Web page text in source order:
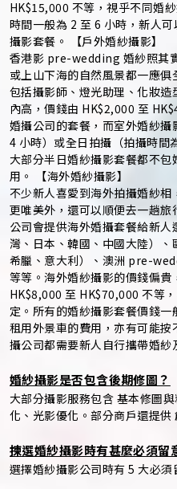
HK$15,000 不等，視乎不同婚
時間一般為 2 至 6 小時，新人
攝影套餐。 【戶外婚紗攝影】
香港影 pre-wedding 婚紗照其
或上山下海的自然風景都一應
包括攝影師、燈光助理、化妝
內高，價錢由 HK$2,000 至
婚攝公司的套餐，而室外婚紗
4 小時）或全日拍攝（拍攝時間
大部分半日婚紗攝影套餐都不
用。 【海外婚紗攝影】
不少新人喜愛到海外拍攝婚紗
更唯美外，還可以順便去一趟
公司會提供海外婚攝套餐給新
灣、日本、韓國、中國大陸）、
希臘、意大利）、澳洲 pre-
等等。海外婚紗攝影的價錢偏
HK$8,000 至 HK$70,000 不等
定。所有的婚紗攝影套餐價錢
租用外景車的費用，亦有可能
攝公司都需要新人自行攜帶婚紗
婚紗攝影是否包含後期修圖？
大部分攝影服務包含 基本修圖
化、光影優化。部分商戶還提供
揀選婚紗攝影時有甚麼必須留
選擇婚紗攝影公司時有 5 大必須